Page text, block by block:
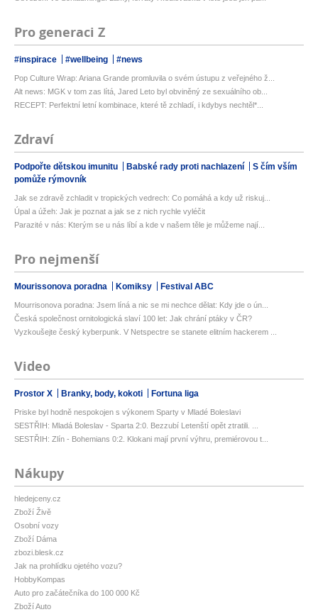
Pro generaci Z
#inspirace #wellbeing #news
Pop Culture Wrap: Ariana Grande promluvila o svém ústupu z veřejného ž...
Alt news: MGK v tom zas lítá, Jared Leto byl obviněný ze sexuálního ob...
RECEPT: Perfektní letní kombinace, které tě zchladí, i kdybys nechtěl*...
Zdraví
Podpořte dětskou imunitu Babské rady proti nachlazení
S čím vším
pomůže rýmovník
Jak se zdravě zchladit v tropických vedrech: Co pomáhá a kdy už riskuj...
Úpal a úžeh: Jak je poznat a jak se z nich rychle vyléčit
Parazité v nás: Kterým se u nás líbí a kde v našem těle je můžeme nají...
Pro nejmenší
Mourissonova poradna Komiksy Festival ABC
Mourrisonova poradna: Jsem líná a nic se mi nechce dělat: Kdy jde o ún...
Česká společnost ornitologická slaví 100 let: Jak chrání ptáky v ČR?
Vyzkoušejte český kyberpunk. V Netspectre se stanete elitním hackerem ...
Video
Prostor X Branky, body, kokoti Fortuna liga
Priske byl hodně nespokojen s výkonem Sparty v Mladé Boleslavi
SESTŘIH: Mladá Boleslav - Sparta 2:0. Bezzubí Letenští opět ztratili. ...
SESTŘIH: Zlín - Bohemians 0:2. Klokani mají první výhru, premiérovou t...
Nákupy
hledejceny.cz
Zboží Živě
Osobní vozy
Zboží Dáma
zbozi.blesk.cz
Jak na prohlídku ojetého vozu?
HobbyKompas
Auto pro začátečníka do 100 000 Kč
Zboží Auto